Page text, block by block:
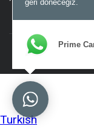
Copyright 2026,
Turkish
geri döneceğiz.
Prime